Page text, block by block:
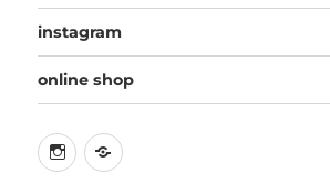
instagram
online shop
instagramonline